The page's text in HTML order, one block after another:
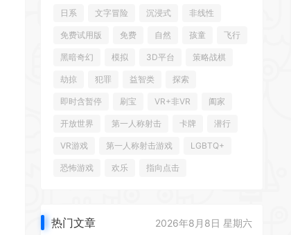
日系 文字冒险 沉浸式 非线性
免费试用版 免费 自然 孩童 飞行
黑暗奇幻 模拟 3D平台 策略战棋
劫掠 犯罪 益智类 探索
即时含暂停 刷宝 VR+非VR 阖家
开放世界 第一人称射击 卡牌 潜行
VR游戏 第一人称射击游戏 LGBTQ+
恐怖游戏 欢乐 指向点击
热门文章 2026年8月8日 星期六